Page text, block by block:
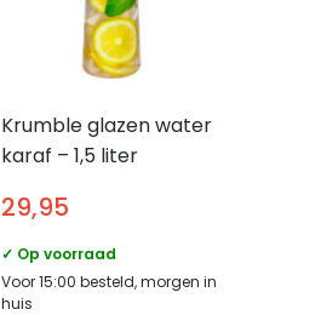
Krumble glazen water
karaf – 1,5 liter
29,95
✓ Op voorraad
Voor 15:00 besteld, morgen in
huis